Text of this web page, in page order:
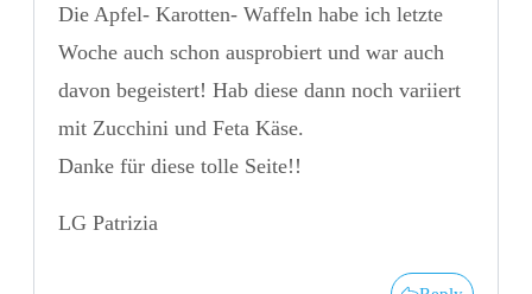
Die Apfel- Karotten- Waffeln habe ich letzte
Woche auch schon ausprobiert und war auch
davon begeistert! Hab diese dann noch variiert
mit Zucchini und Feta Käse.
Danke für diese tolle Seite!!
LG Patrizia